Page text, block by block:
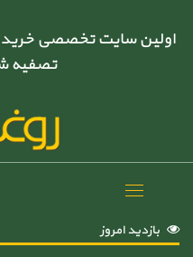
اولین سایت تخصصی خرید
تصفیه
Toggle
بازدید امروز